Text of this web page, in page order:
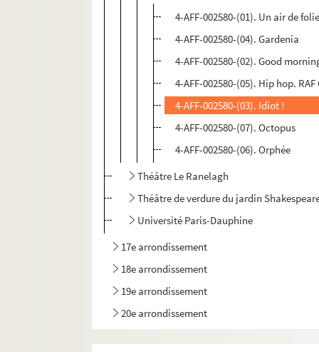
4-AFF-002580-(01). Un air de
4-AFF-002580-(04). Gardenia
4-AFF-002580-(02). Good
4-AFF-002580-(05). Hip hop.
4-AFF-002580-(03). Idiot !
4-AFF-002580-(07). Octopus
4-AFF-002580-(06). Orphée
Théâtre Le Ranelagh
Théâtre de verdure du jardin
Université Paris-Dauphine
17e arrondissement
18e arrondissement
19e arrondissement
20e arrondissement